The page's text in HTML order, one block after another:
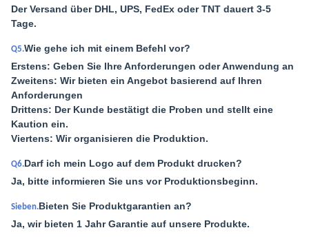
Der Versand über DHL, UPS, FedEx oder TNT dauert 3-5
Tage.
Q5.Wie gehe ich mit einem Befehl vor?
Erstens: Geben Sie Ihre Anforderungen oder Anwendung an
Zweitens: Wir bieten ein Angebot basierend auf Ihren
Anforderungen
Drittens: Der Kunde bestätigt die Proben und stellt eine
Kaution ein.
Viertens: Wir organisieren die Produktion.
Q6.Darf ich mein Logo auf dem Produkt drucken?
Ja, bitte informieren Sie uns vor Produktionsbeginn.
Sieben.Bieten Sie Produktgarantien an?
Ja, wir bieten 1 Jahr Garantie auf unsere Produkte.